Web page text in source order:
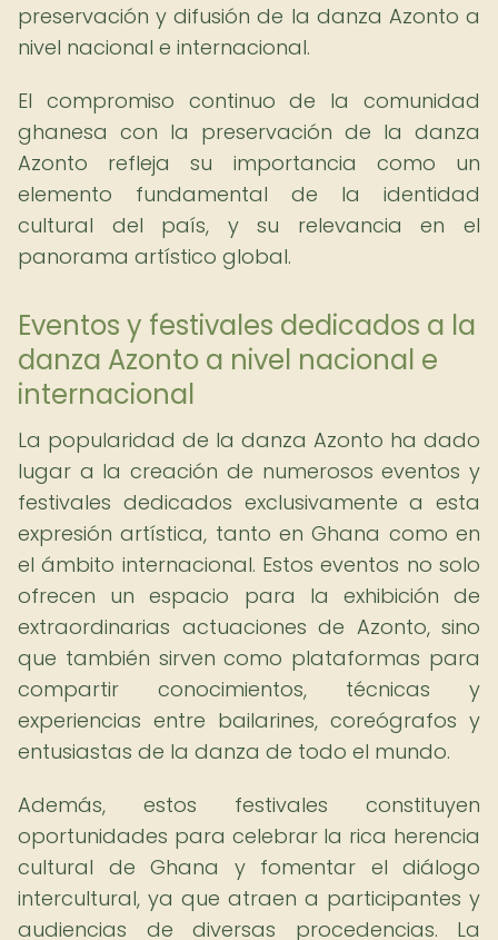
preservación y difusión de la danza Azonto a
nivel nacional e internacional.
El compromiso continuo de la comunidad
ghanesa con la preservación de la danza
Azonto refleja su importancia como un
elemento fundamental de la identidad
cultural del país, y su relevancia en el
panorama artístico global.
Eventos y festivales dedicados a la
danza Azonto a nivel nacional e
internacional
La popularidad de la danza Azonto ha dado
lugar a la creación de numerosos eventos y
festivales dedicados exclusivamente a esta
expresión artística, tanto en Ghana como en
el ámbito internacional. Estos eventos no solo
ofrecen un espacio para la exhibición de
extraordinarias actuaciones de Azonto, sino
que también sirven como plataformas para
compartir conocimientos, técnicas y
experiencias entre bailarines, coreógrafos y
entusiastas de la danza de todo el mundo.
Además, estos festivales constituyen
oportunidades para celebrar la rica herencia
cultural de Ghana y fomentar el diálogo
intercultural, ya que atraen a participantes y
audiencias de diversas procedencias. La